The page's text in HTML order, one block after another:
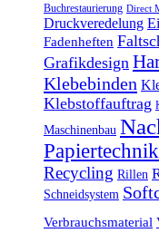
Buchrestaurierung Direct
Druckveredelung
Fadenheften
Grafikdesign
Klebebinden
Klebstoffauftrag
Maschinenbau
Papiertechnik
Recycling Rillen
Schneidsystem
Verbrauchsmaterial